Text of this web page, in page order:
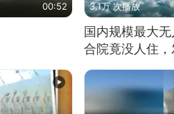
00:52 3.1万 次播放
国内规模最大
合院竟没人住